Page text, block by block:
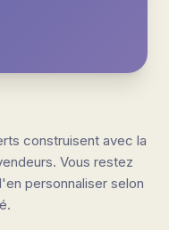
construisent avec la
Vous restez
personnaliser selon